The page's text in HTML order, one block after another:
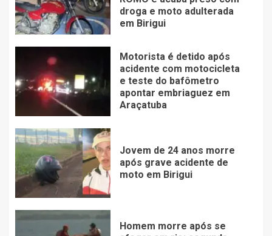
droga e moto adulterada
em Birigui
Motorista é detido após
acidente com motocicleta
e teste do bafômetro
apontar embriaguez em
Araçatuba
Jovem de 24 anos morre
após grave acidente de
moto em Birigui
Homem morre após se